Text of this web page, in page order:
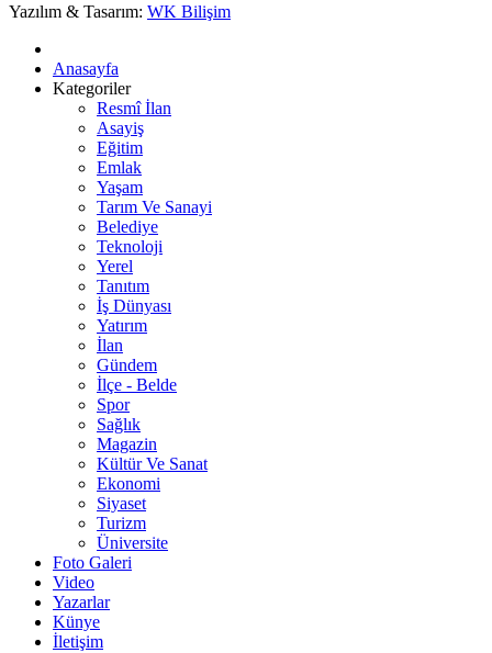
Yazılım & Tasarım: WK Bilişim
Anasayfa
Kategoriler
Resmî İlan
Asayiş
Eğitim
Emlak
Yaşam
Tarım Ve Sanayi
Belediye
Teknoloji
Yerel
Tanıtım
İş Dünyası
Yatırım
İlan
Gündem
İlçe - Belde
Spor
Sağlık
Magazin
Kültür Ve Sanat
Ekonomi
Siyaset
Turizm
Üniversite
Foto Galeri
Video
Yazarlar
Künye
İletişim